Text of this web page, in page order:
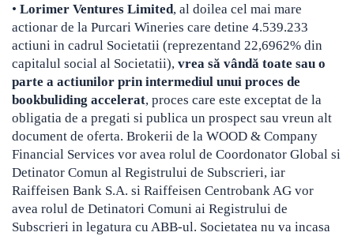
• Lorimer Ventures Limited, al doilea cel mai mare
actionar de la Purcari Wineries care detine 4.539.233
actiuni in cadrul Societatii (reprezentand 22,6962% din
capitalul social al Societatii), vrea să vândă toate sau o
parte a actiunilor prin intermediul unui proces de
bookbuliding accelerat, proces care este exceptat de la
obligatia de a pregati si publica un prospect sau vreun alt
document de oferta. Brokerii de la WOOD & Company
Financial Services vor avea rolul de Coordonator Global si
Detinator Comun al Registrului de Subscrieri, iar
Raiffeisen Bank S.A. si Raiffeisen Centrobank AG vor
avea rolul de Detinatori Comuni ai Registrului de
Subscrieri in legatura cu ABB-ul. Societatea nu va incasa